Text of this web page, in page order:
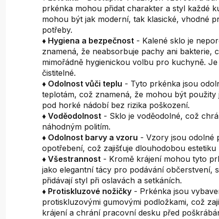
prkénka mohou přidat charakter a styl každé
mohou být jak moderní, tak klasické, vhodné
potřeby.
♦ Hygiena a bezpečnost - Kalené sklo je
znamená, že neabsorbuje pachy ani bakterie,
mimořádně hygienickou volbu pro kuchyně.
čistitelné.
♦ Odolnost vůči teplu - Tyto prkénka jsou
teplotám, což znamená, že mohou být použity
pod horké nádobí bez rizika poškození.
♦ Voděodolnost - Sklo je voděodolné, což
náhodným politím.
♦ Odolnost barvy a vzoru - Vzory jsou odolné
opotřebení, což zajišťuje dlouhodobou
♦ Všestrannost - Kromě krájení mohou tyto
jako elegantní tácy pro podávání občerstvení,
přidávají styl při oslavách a setkáních.
♦ Protiskluzové nožičky - Prkénka jsou
protiskluzovými gumovými podložkami, což
krájení a chrání pracovní desku před